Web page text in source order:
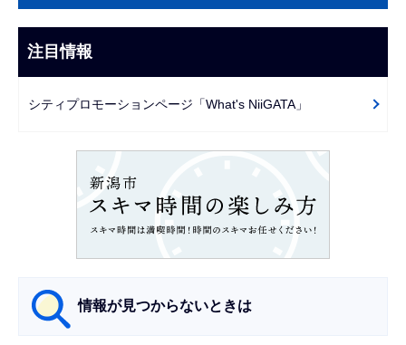
こ
ま
で
ビ
ー
注目情報
シティプロモーションページ「What's NiiGATA」
情報が見つからないときは